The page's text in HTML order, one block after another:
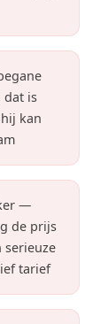
dat is
kan
—
de prijs
serieuze
tarief